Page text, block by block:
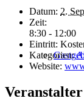
Datum: 2.
Zeit:
8:30 - 12:00
Eintritt:
Kategorien:
Website:
Veranstalter